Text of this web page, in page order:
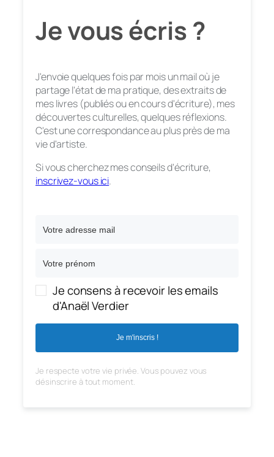
Je vous écris ?
J'envoie quelques fois par mois un mail où je
partage l'état de ma pratique, des extraits de
mes livres (publiés ou en cours d'écriture), mes
découvertes culturelles, quelques réflexions.
C'est une correspondance au plus près de ma
vie d'artiste.
Si vous cherchez mes conseils d'écriture,
inscrivez-vous ici.
Je consens à recevoir les emails
d'Anaël Verdier
Je m'inscris !
Je respecte votre vie privée. Vous pouvez vous
désinscrire à tout moment.